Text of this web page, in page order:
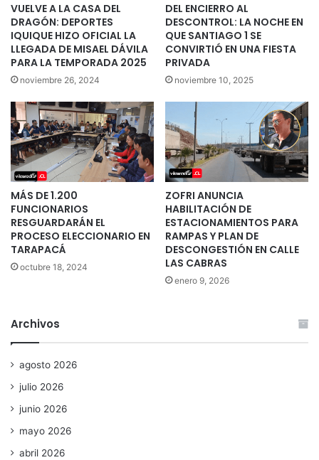
VUELVE A LA CASA DEL
DRAGÓN: DEPORTES
IQUIQUE HIZO OFICIAL LA
LLEGADA DE MISAEL DÁVILA
PARA LA TEMPORADA 2025
noviembre 26, 2024
DEL ENCIERRO AL
DESCONTROL: LA NOCHE EN
QUE SANTIAGO 1 SE
CONVIRTIÓ EN UNA FIESTA
PRIVADA
noviembre 10, 2025
MÁS DE 1.200
FUNCIONARIOS
RESGUARDARÁN EL
PROCESO ELECCIONARIO EN
TARAPACÁ
octubre 18, 2024
ZOFRI ANUNCIA
HABILITACIÓN DE
ESTACIONAMIENTOS PARA
RAMPAS Y PLAN DE
DESCONGESTIÓN EN CALLE
LAS CABRAS
enero 9, 2026
Archivos
agosto 2026
julio 2026
junio 2026
mayo 2026
abril 2026